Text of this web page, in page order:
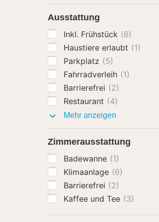
Ausstattung
Inkl. Frühstück (6)
Haustiere erlaubt (1)
Parkplatz (5)
Fahrradverleih (1)
Barrierefrei (2)
Restaurant (4)
Mehr anzeigen
Zimmerausstattung
Badewanne (1)
Klimaanlage (6)
Barrierefrei (2)
Kaffee und Tee (3)